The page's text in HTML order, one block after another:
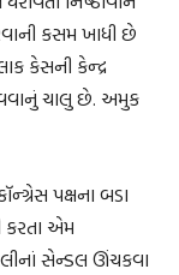
કસમ ખાધી છે
કેસની કેન્દ્ર
ચાલુ છે. અમુક
પક્ષના બડા
કરતા એમ
સેન્ડલ ઊંચકવા